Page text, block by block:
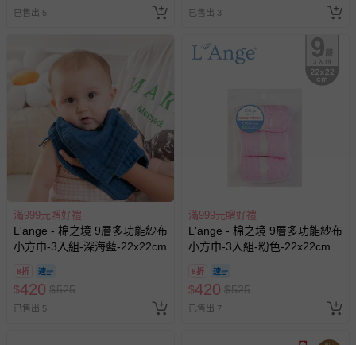
已售出 5 已售出 3
滿999元贈好禮
L'ange - 棉之境 9層多功能紗布
小方巾-3入組-深海藍-22x22cm
8折
$420 $525
已售出 5
滿999元贈好禮
L'ange - 棉之境 9層多功能紗布
小方巾-3入組-粉色-22x22cm
8折
$420 $525
已售出 7